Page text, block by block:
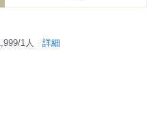
1人 詳細